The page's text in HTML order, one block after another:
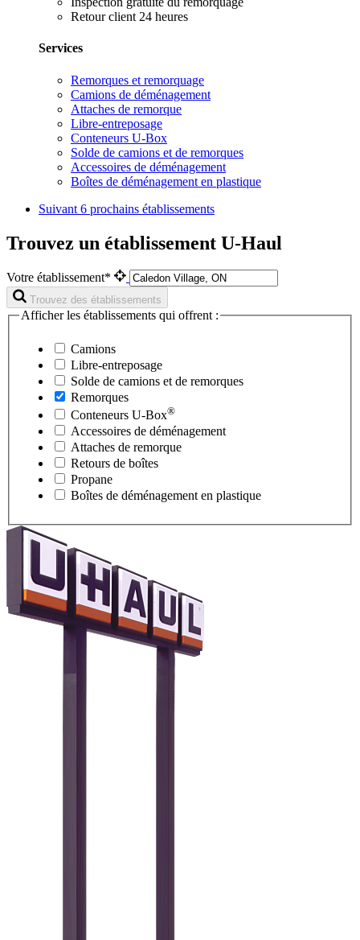
Retour client 24 heures
Services
Remorques et remorquage
Camions de déménagement
Attaches de remorque
Libre-entreposage
Conteneurs U-Box
Solde de camions et de remorques
Accessoires de déménagement
Boîtes de déménagement en plastique
Suivant 6 prochains établissements
Trouvez un établissement U-Haul
Votre établissement*
Trouvez des établissements
Afficher les établissements qui offrent :
Camions
Libre-entreposage
Solde de camions et de remorques
Remorques
Conteneurs U-Box®
Accessoires de déménagement
Attaches de remorque
Retours de boîtes
Propane
Boîtes de déménagement en plastique